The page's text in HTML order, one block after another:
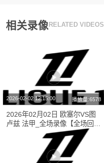
相关录像 RELATED VIDEOS
2026-02-02 12:15:00 播放量:6578
2026年02月02日 欧塞尔VS图
卢兹 法甲_全场录像【全场回